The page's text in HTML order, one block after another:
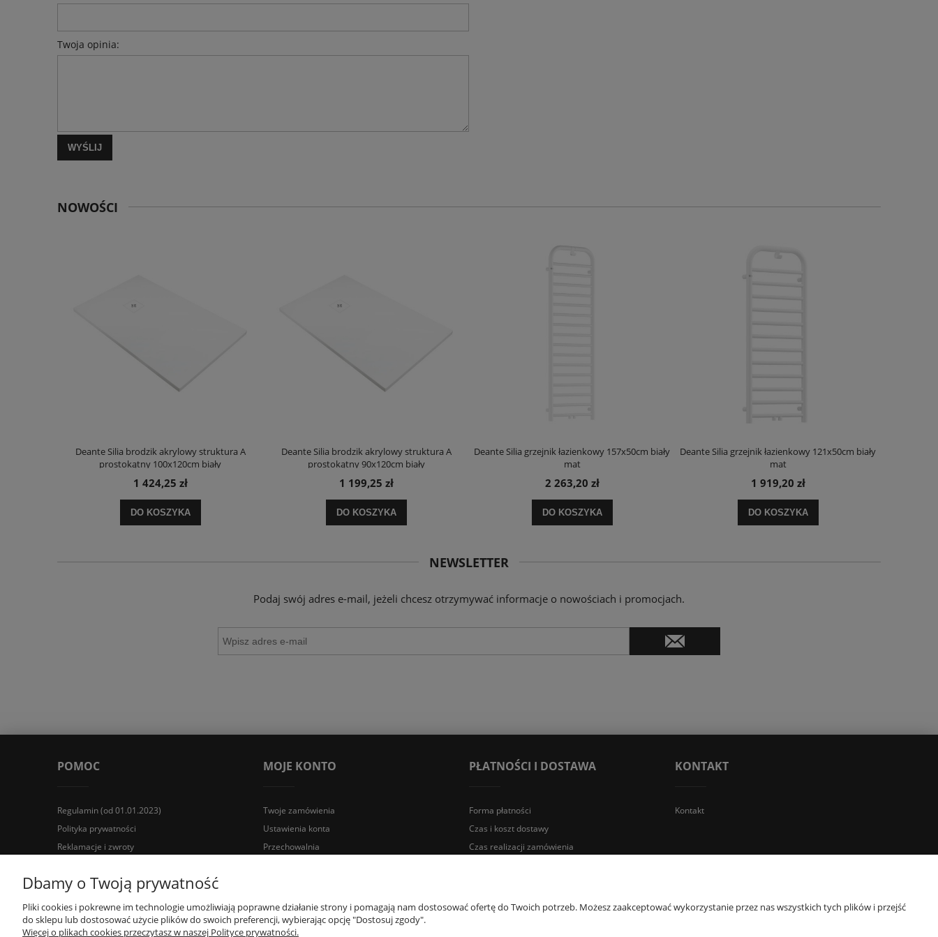
Twoja opinia:
WYŚLIJ
NOWOŚCI
Deante Silia brodzik akrylowy struktura A
prostokątny 100x120cm biały
1 424,25 zł
DO KOSZYKA
Deante Silia brodzik akrylowy struktura A
prostokątny 90x120cm biały
1 199,25 zł
DO KOSZYKA
Deante Silia grzejnik łazienkowy 157x50cm biały
mat
2 263,20 zł
DO KOSZYKA
Deante Silia grzejnik łazienkowy 121x50cm biały
mat
1 919,20 zł
DO KOSZYKA
NEWSLETTER
Podaj swój adres e-mail, jeżeli chcesz otrzymywać informacje o nowościach i promocjach.
POMOC
Regulamin (od 01.01.2023)
Polityka prywatności
Reklamacje i zwroty
MOJE KONTO
Twoje zamówienia
Ustawienia konta
Przechowalnia
PŁATNOŚCI I DOSTAWA
Forma płatności
Czas i koszt dostawy
Czas realizacji zamówienia
KONTAKT
Kontakt
Wyposażenie łazienek Łazienki.eco | Pawła 23, 41-708 Ruda Śląska | E-mail: sklep@lazienki.eco | Tel.: 600 012 164 lub 600 012 159 | TGS Przemysław Stoń | NIP: 6312213594 | REGON: 276403698
Dbamy o Twoją prywatność
Pliki cookies i pokrewne im technologie umożliwiają poprawne działanie strony i pomagają nam dostosować ofertę do Twoich potrzeb. Możesz zaakceptować wykorzystanie przez nas wszystkich tych plików i przejść
do sklepu lub dostosować użycie plików do swoich preferencji, wybierając opcję "Dostosuj zgody".
Więcej o plikach cookies przeczytasz w naszej Polityce prywatności.